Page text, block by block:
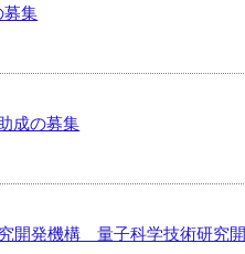
募集
成の募集
開発機構 量子科学技術研究開